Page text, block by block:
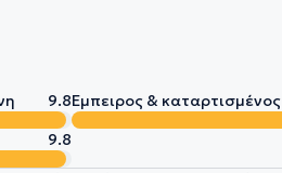
9.8Έμπειρος & καταρτισμένος
9.8